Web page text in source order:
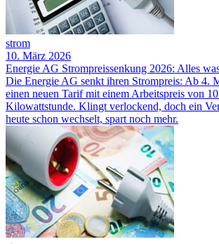
strom
10. März 2026
Energie AG Strompreissenkung 2026: Alles
Die Energie AG senkt ihren Strompreis: Ab 4.
einen neuen Tarif mit einem Arbeitspreis von
Kilowattstunde. Klingt verlockend, doch ein
heute schon wechselt, spart noch mehr.